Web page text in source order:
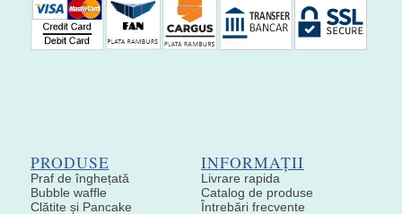
PRODUSE
Praf de înghețată
Bubble waffle
Clătite și Pancake
INFORMAȚII
Livrare rapida
Catalog de produse
Întrebări frecvente